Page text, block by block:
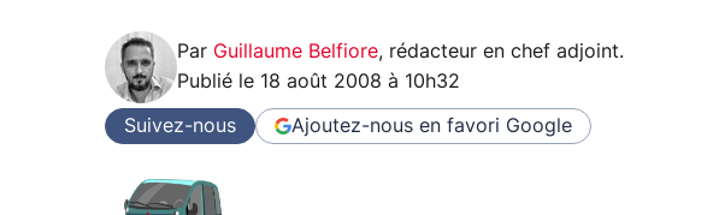
Par Guillaume Belfiore, rédacteur en chef adjoint.
Publié le 18 août 2008 à 10h32
Suivez-nous Ajoutez-nous en favori Google